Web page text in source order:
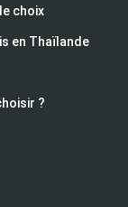
choix
en Thaïlande
?